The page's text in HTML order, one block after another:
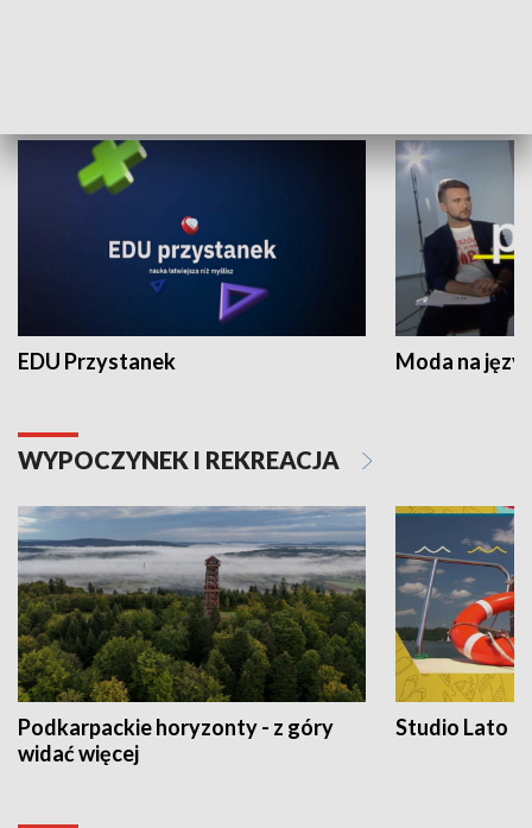
EDU Przystanek Moda na
WYPOCZYNEK I REKREACJA
Podkarpackie horyzonty - z góry
widać więcej
Studio Lato